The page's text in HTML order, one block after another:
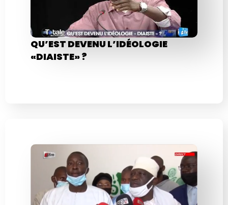
QU’EST DEVENU L’IDÉOLOGIE
«DIAISTE» ?